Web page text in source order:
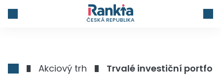
ČESKÁ REPUBLIKA
Akciový trh Trvalé investiční